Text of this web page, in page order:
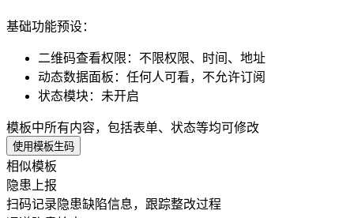
基础功能预设：
二维码查看权限 ： 不限权限、时间、地址
动态数据面板 ： 任何人可看，不允许订阅
状态模块： 未开启
模板中所有内容，包括表单、状态等均可修改
使用模板生码
相似模板
隐患上报
扫码记录隐患缺陷信息，跟踪整改过程